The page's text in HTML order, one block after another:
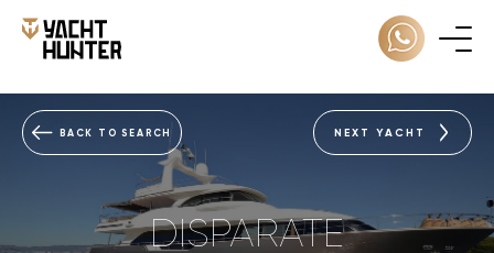
BACK TO SEARCH NEXT YACHT
DISPARATE